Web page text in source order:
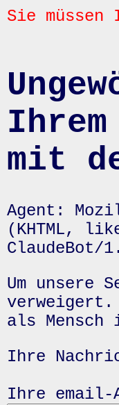
Sie
mit
Agent:
(KHTML,
ClaudeBot/
Um unsere
verweigert.
als
Ihre
Ihre email-